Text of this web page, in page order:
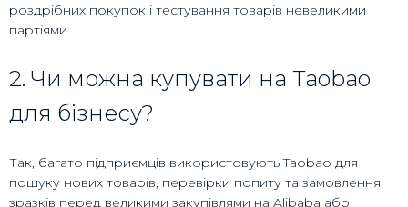
роздрібних покупок і тестування товарів невеликими
партіями.
2. Чи можна купувати на Taobao
для бізнесу?
Так, багато підприємців використовують Taobao для
пошуку нових товарів, перевірки попиту та замовлення
зразків перед великими закупівлями на Alibaba або